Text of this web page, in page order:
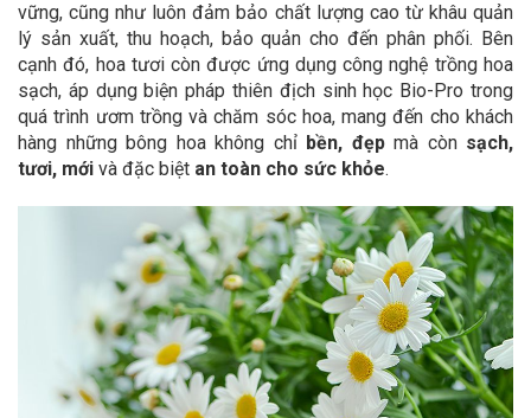
vững, cũng như luôn đảm bảo chất lượng cao từ khâu quản
lý sản xuất, thu hoạch, bảo quản cho đến phân phối. Bên
cạnh đó, hoa tươi còn được ứng dụng công nghệ trồng hoa
sạch, áp dụng biện pháp thiên địch sinh học Bio-Pro trong
quá trình ươm trồng và chăm sóc hoa, mang đến cho khách
hàng những bông hoa không chỉ bền, đẹpmà còn sạch,
tươi, mới và đặc biệt an toàn cho sức khỏe.